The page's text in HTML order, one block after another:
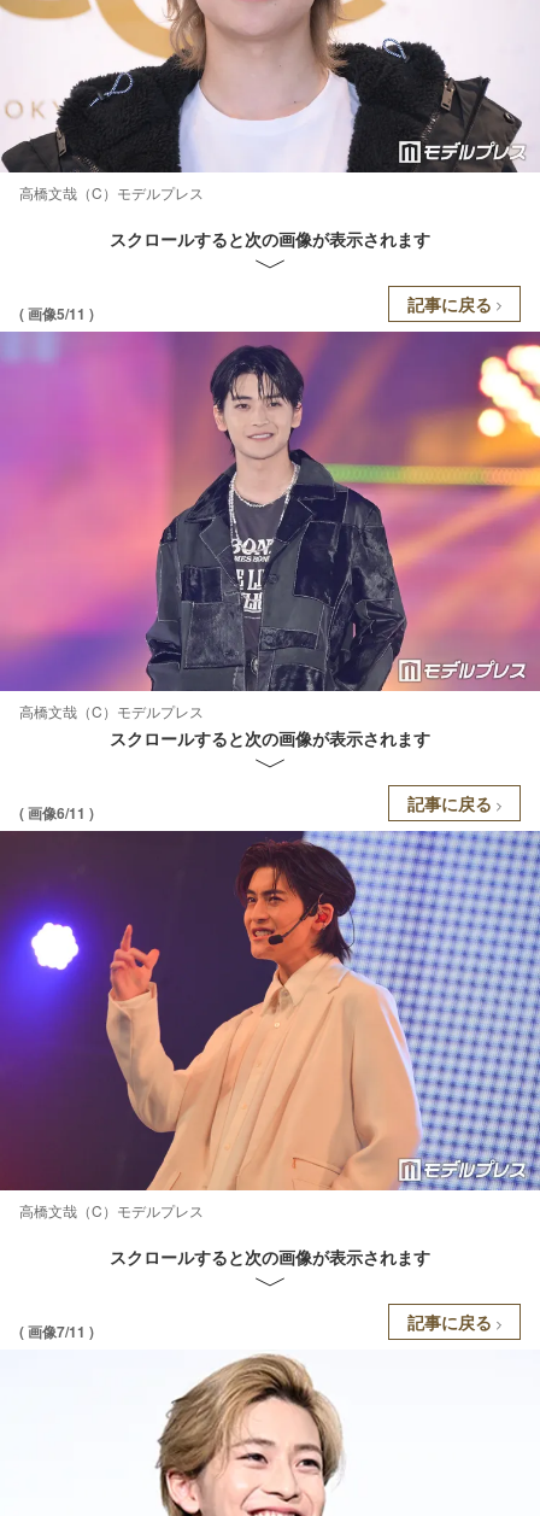
高橋文哉（C）モデルプレス
スクロールすると次の画像が表示されます
( 画像5/11 ) 記事に戻る
高橋文哉（C）モデルプレス
スクロールすると次の画像が表示されます
( 画像6/11 ) 記事に戻る
高橋文哉（C）モデルプレス
スクロールすると次の画像が表示されます
( 画像7/11 ) 記事に戻る